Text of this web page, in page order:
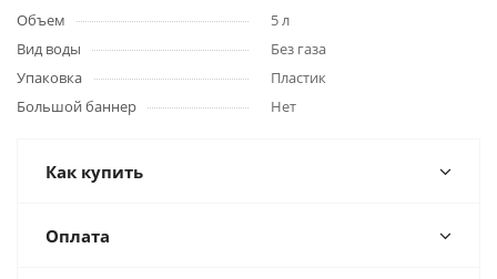
Объем
5 л
Вид воды
Без газа
Упаковка
Пластик
Большой баннер
Нет
Как купить
Оплата